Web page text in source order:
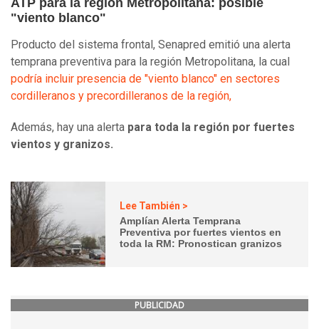
ATP para la región Metropolitana: posible
"viento blanco"
Producto del sistema frontal, Senapred emitió una alerta
temprana preventiva para la región Metropolitana, la cual
podría incluir presencia de "viento blanco" en sectores
cordilleranos y precordilleranos de la región,
Además, hay una alerta para toda la región por fuertes
vientos y granizos.
Lee También >
Amplían Alerta Temprana
Preventiva por fuertes vientos en
toda la RM: Pronostican granizos
PUBLICIDAD